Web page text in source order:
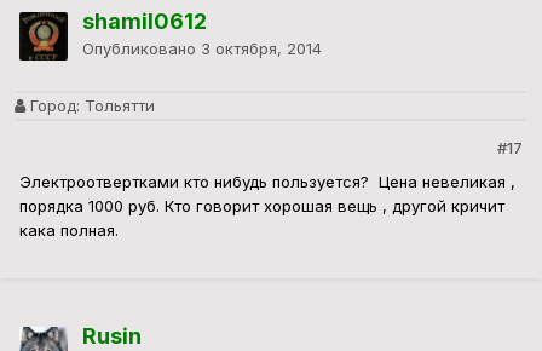
shamil0612
Опубликовано 3 октября, 2014
Город: Тольятти
#17
Электроотвертками кто нибудь пользуется? Цена невеликая ,
порядка 1000 руб. Кто говорит хорошая вещь , другой кричит
кака полная.
Rusin